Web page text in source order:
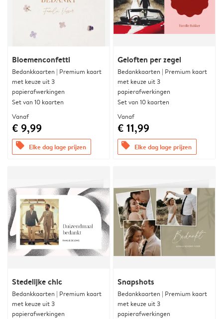
Bloemenconfetti
Bedankkaarten | Premium kaart
met keuze uit 3
papierafwerkingen
Set van 10 kaarten
Vanaf
€ 9,99
offers Elke dag lage prijzen
Geloften per zegel
Bedankkaarten | Premium kaart
met keuze uit 3
papierafwerkingen
Set van 10 kaarten
Vanaf
€ 11,99
offers Elke dag lage prijzen
Stedelijke chic
Bedankkaarten | Premium kaart
met keuze uit 3
papierafwerkingen
Snapshots
Bedankkaarten | Premium kaart
met keuze uit 3
papierafwerkingen